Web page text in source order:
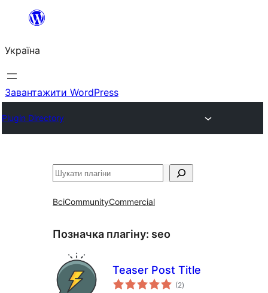
Перейти
вмісту
Україна
Завантажити WordPress
Plugin Directory
Пошук
ВсіCommunityCommercial
Позначка плагіну: seo
Teaser Post Title
(2загальний
рейтинг
)